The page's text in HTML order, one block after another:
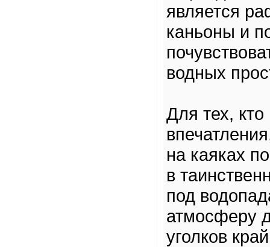
является
каньоны и
водных
Для тех,
на каяках
в
под
атмосферу
уголков